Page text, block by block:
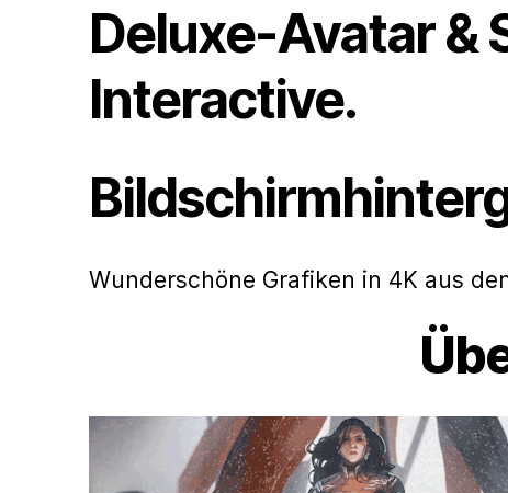
Deluxe-Avatar &
Interactive.
Wunderschöne Grafiken in 4K aus